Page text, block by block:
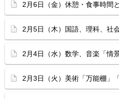
2月6日（金）休憩・食事時間
2月5日（木）国語、理科、社
2月4日（水）数学、音楽「情
2月3日（火）美術「万能棚」